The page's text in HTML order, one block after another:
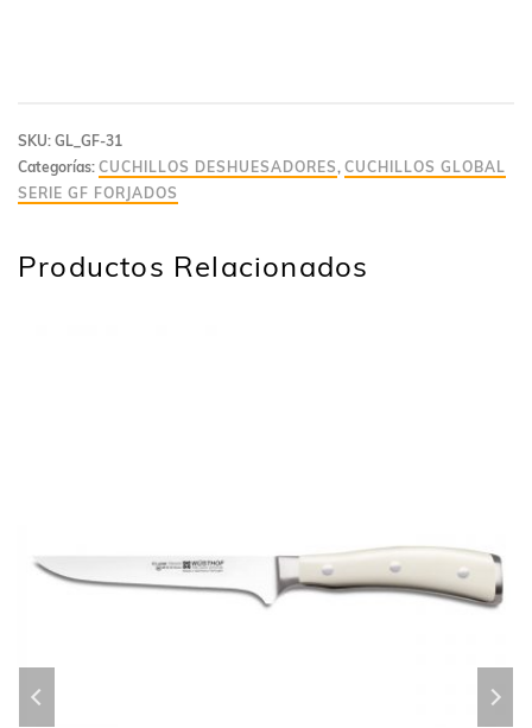
SKU: GL_GF-31
Categorías: CUCHILLOS DESHUESADORES , CUCHILLOS GLOBAL
SERIE GF FORJADOS
Productos Relacionados